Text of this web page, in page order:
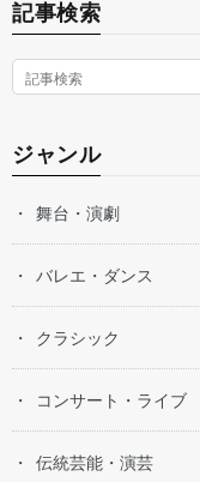
記事検索
ジャンル
舞台・演劇
バレエ・ダンス
クラシック
コンサート・ライブ
伝統芸能・演芸